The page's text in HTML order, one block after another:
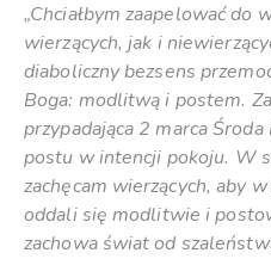
„Chciałbym zaapelować do
wierzących, jak i
diaboliczny bezsens
Boga: modlitwą i postem.
przypadająca 2 marca
postu w intencji pokoju. W
zachęcam wierzących, aby
oddali się modlitwie i
zachowa świat od